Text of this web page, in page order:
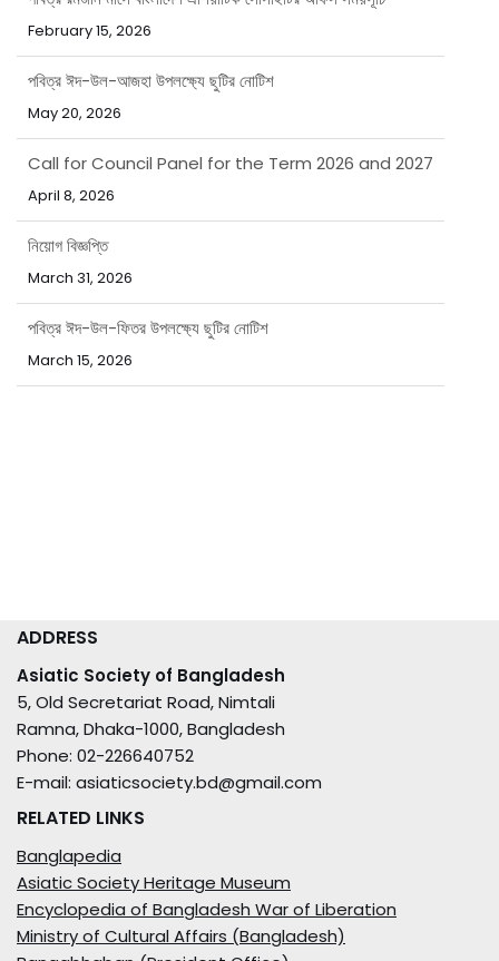
পবিত্র ঈদ-উল-আজহা উপলক্ষ্যে ছুটির নোটিশ
Call for Council Panel for the Term 2026 and 2027
নিয়োগ বিজ্ঞপ্তি
পবিত্র ঈদ-উল-ফিতর উপলক্ষ্যে ছুটির নোটিশ
ADDRESS
Asiatic Society of Bangladesh
5, Old Secretariat Road, Nimtali
Ramna, Dhaka-1000, Bangladesh
Phone: 02-226640752
E-mail: asiaticsociety.bd@gmail.com
RELATED LINKS
Banglapedia
Asiatic Society Heritage Museum
Encyclopedia of Bangladesh War of Liberation
Ministry of Cultural Affairs (Bangladesh)